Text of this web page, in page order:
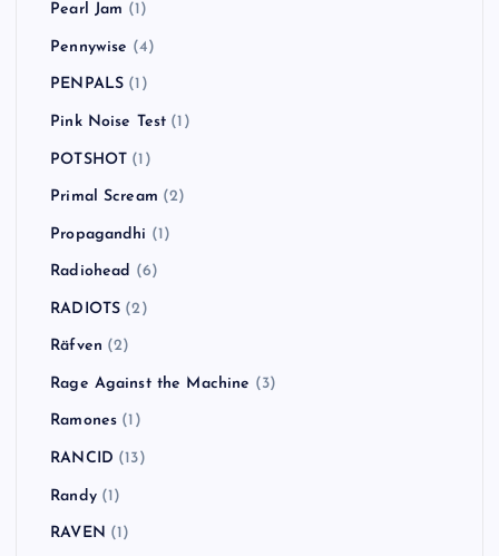
Pearl Jam (1)
Pennywise (4)
PENPALS (1)
Pink Noise Test (1)
POTSHOT (1)
Primal Scream (2)
Propagandhi (1)
Radiohead (6)
RADIOTS (2)
Räfven (2)
Rage Against the Machine (3)
Ramones (1)
RANCID (13)
Randy(1)
RAVEN (1)